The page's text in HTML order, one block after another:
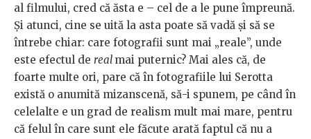
al filmului, cred că ăsta e – cel de a le pune împreună.
Și atunci, cine se uită la asta poate să vadă și să se
întrebe chiar: care fotografii sunt mai „reale”, unde
este efectul de real mai puternic? Mai ales că, de
foarte multe ori, pare că în fotografiile lui Serotta
există o anumită mizanscenă, să-i spunem, pe când în
celelalte e un grad de realism mult mai mare, pentru
că felul în care sunt ele făcute arată faptul că nu a